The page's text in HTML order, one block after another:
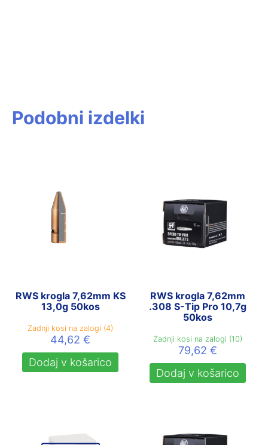
Podobni izdelki
RWS krogla 7,62mm KS
13,0g 50kos
Zadnji kosi na zalogi (4)
44,62€
Dodaj v košarico
RWS krogla 7,62mm
.308 S-Tip Pro 10,7g
50kos
Zadnji kosi na zalogi (10)
79,62 €
Dodaj v košarico